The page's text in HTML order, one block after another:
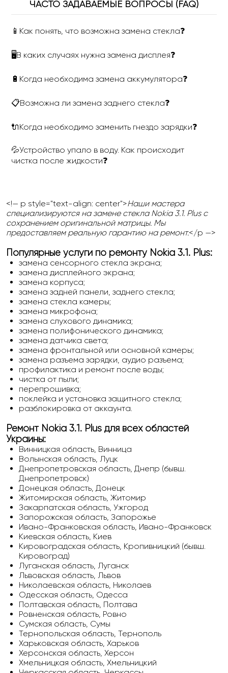
ЧАСТО ЗАДАВАЕМЫЕ ВОПРОСЫ (FAQ)
📱Как понять, что возможна замена стекла❓
🖥В каких случаях нужна замена дисплея❓
🔋Когда необходима замена аккумулятора❓
📋Возможна ли замена заднего стекла❓
🔌Когда необходимо заменить гнездо зарядки❓
💦Устройство упало в воду. Как происходит
чистка после жидкости❓
<!— p style="text-align: center">Наши мастера
специализируются на замене стекла Nokia 3.1. Plus с
сохранением оригинальной матрицы. Мы
предоставляем реальную гарантию на ремонт.</p —>
Популярные услуги по ремонту Nokia 3.1. Plus:
замена сенсорного стекла экрана;
замена дисплейного экрана;
замена корпуса;
замена задней панели, заднего стекла;
замена стекла камеры;
замена микрофона;
замена слухового динамика;
замена полифонического динамика;
замена датчика света;
замена фронтальной или основной камеры;
замена разъема зарядки, аудио разъема;
профилактика и ремонт после воды;
чистка от пыли;
перепрошивка;
поклейка и установка защитного стекла;
разблокировка от аккаунта.
Ремонт Nokia 3.1. Plus для всех областей
Украины:
Винницкая область, Винница
Волынская область, Луцк
Днепропетровская область, Днепр (бывш.
Днепропетровск)
Донецкая область, Донецк
Житомирская область, Житомир
Закарпатская область, Ужгород
Запорожская область, Запорожье
Ивано-Франковская область, Ивано-Франковск
Киевская область, Киев
Кировоградская область, Кропивницкий (бывш.
Кировоград)
Луганская область, Луганск
Львовская область, Львов
Николаевская область, Николаев
Одесская область, Одесса
Полтавская область, Полтава
Ровненская область, Ровно
Сумская область, Сумы
Тернопольская область, Тернополь
Харьковская область, Харьков
Херсонская область, Херсон
Хмельницкая область, Хмельницкий